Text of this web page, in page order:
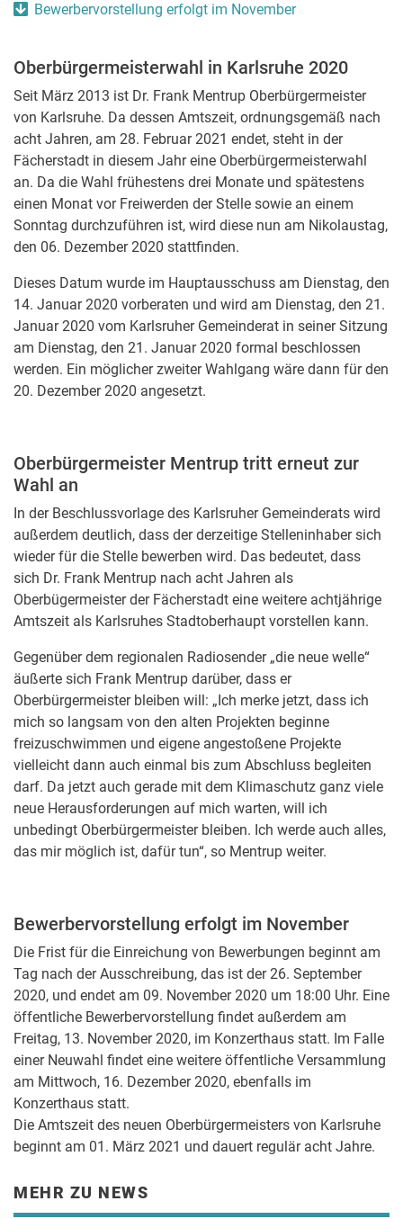
Bewerbervorstellung erfolgt im November
Oberbürgermeisterwahl in Karlsruhe 2020
Seit März 2013 ist Dr. Frank Mentrup Oberbürgermeister
von Karlsruhe. Da dessen Amtszeit, ordnungsgemäß nach
acht Jahren, am 28. Februar 2021 endet, steht in der
Fächerstadt in diesem Jahr eine Oberbürgermeisterwahl
an. Da die Wahl frühestens drei Monate und spätestens
einen Monat vor Freiwerden der Stelle sowie an einem
Sonntag durchzuführen ist, wird diese nun am Nikolaustag,
den 06. Dezember 2020 stattfinden.
Dieses Datum wurde im Hauptausschuss am Dienstag, den
14. Januar 2020 vorberaten und wird am Dienstag, den 21.
Januar 2020 vom Karlsruher Gemeinderat in seiner Sitzung
am Dienstag, den 21. Januar 2020 formal beschlossen
werden. Ein möglicher zweiter Wahlgang wäre dann für den
20. Dezember 2020 angesetzt.
Oberbürgermeister Mentrup tritt erneut zur
Wahl an
In der Beschlussvorlage des Karlsruher Gemeinderats wird
außerdem deutlich, dass der derzeitige Stelleninhaber sich
wieder für die Stelle bewerben wird. Das bedeutet, dass
sich Dr. Frank Mentrup nach acht Jahren als
Oberbügermeister der Fächerstadt eine weitere achtjährige
Amtszeit als Karlsruhes Stadtoberhaupt vorstellen kann.
Gegenüber dem regionalen Radiosender „die neue welle“
äußerte sich Frank Mentrup darüber, dass er
Oberbürgermeister bleiben will: „Ich merke jetzt, dass ich
mich so langsam von den alten Projekten beginne
freizuschwimmen und eigene angestoßene Projekte
vielleicht dann auch einmal bis zum Abschluss begleiten
darf. Da jetzt auch gerade mit dem Klimaschutz ganz viele
neue Herausforderungen auf mich warten, will ich
unbedingt Oberbürgermeister bleiben. Ich werde auch alles,
das mir möglich ist, dafür tun“, so Mentrup weiter.
Bewerbervorstellung erfolgt im November
Die Frist für die Einreichung von Bewerbungen beginnt am
Tag nach der Ausschreibung, das ist der 26. September
2020, und endet am 09. November 2020 um 18:00 Uhr. Eine
öffentliche Bewerbervorstellung findet außerdem am
Freitag, 13. November 2020, im Konzerthaus statt. Im Falle
einer Neuwahl findet eine weitere öffentliche Versammlung
am Mittwoch, 16. Dezember 2020, ebenfalls im
Konzerthaus statt.
Die Amtszeit des neuen Oberbürgermeisters von Karlsruhe
beginnt am 01. März 2021 und dauert regulär acht Jahre.
MEHR ZU NEWS